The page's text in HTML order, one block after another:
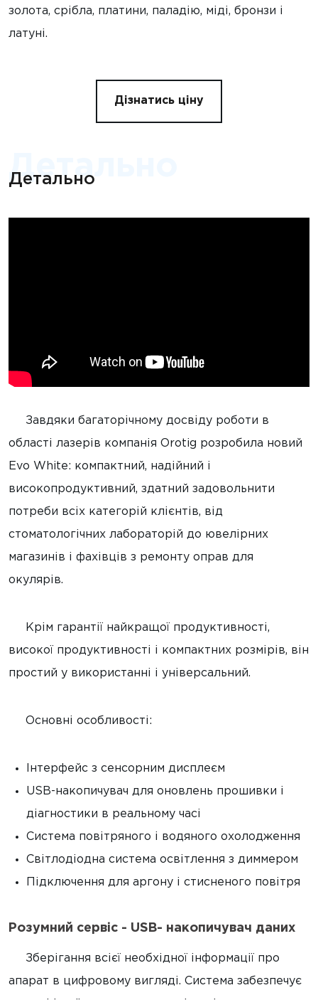
золота, срібла, платини, паладію, міді, бронзи і
латуні.
Дізнатись ціну
Детально
Детально
Завдяки багаторічному досвіду роботи в
області лазерів компанія Orotig розробила новий
Evo White: компактний, надійний і
високопродуктивний, здатний задовольнити
потреби всіх категорій клієнтів, від
стоматологічних лабораторій до ювелірних
магазинів і фахівців з ремонту оправ для
окулярів.
Крім гарантії найкращої продуктивності,
високої продуктивності і компактних розмірів, він
простий у використанні і універсальний.
Основні особливості:
Інтерфейс з сенсорним дисплеєм
USB-накопичувач для оновлень прошивки і
діагностики в реальному часі
Система повітряного і водяного охолодження
Світлодіодна система освітлення з диммером
Підключення для аргону і стисненого повітря
Розумний сервіс - USB- накопичувач даних
Зберігання всієї необхідної інформації про
апарат в цифровому вигляді. Система забезпечує